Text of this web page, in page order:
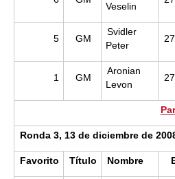
Veselin
5 GM
Svidler
Peter
1 GM
Aronian
Levon
Ronda 3, 13 de diciembre de
Favorito Título Nombre